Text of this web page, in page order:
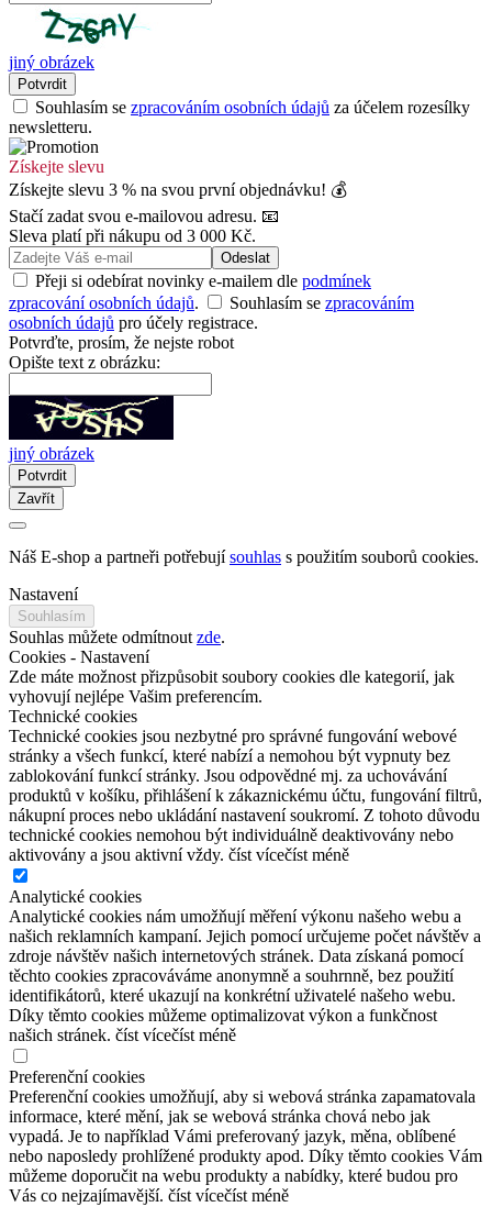
jiný obrázek
Potvrdit
Souhlasím se zpracováním osobních údajů za účelem rozesílky
newsletteru.
Získejte slevu
Získejte slevu 3 % na svou první objednávku! 💰
Stačí zadat svou e-mailovou adresu. 📧
Sleva platí při nákupu od 3 000 Kč.
Odeslat
Přeji si odebírat novinky e-mailem dle podmínek
zpracování osobních údajů. Souhlasím se zpracováním
osobních údajů pro účely registrace.
Potvrďte, prosím, že nejste robot
Opište text z obrázku:
jiný obrázek
Potvrdit
Zavřít
Náš E-shop a partneři potřebujísouhlas s použitím souborů cookies.
Nastavení
Souhlasím
Souhlas můžete odmítnout zde.
Cookies - Nastavení
Zde máte možnost přizpůsobit soubory cookies dle kategorií, jak
vyhovují nejlépe Vašim preferencím.
Technické cookies
Technické cookies jsou nezbytné pro správné fungování webové
stránky a všech funkcí, které nabízí a nemohou být vypnuty bez
zablokování funkcí stránky. Jsou odpovědné mj. za uchovávání
produktů v košíku, přihlášení k zákaznickému účtu, fungování filtrů,
nákupní proces nebo ukládání nastavení soukromí. Z tohoto důvodu
technické cookies nemohou být individuálně deaktivovány nebo
aktivovány a jsou aktivní vždy. číst vícečíst méně
Analytické cookies
Analytické cookies nám umožňují měření výkonu našeho webu a
našich reklamních kampaní. Jejich pomocí určujeme počet návštěv a
zdroje návštěv našich internetových stránek. Data získaná pomocí
těchto cookies zpracováváme anonymně a souhrnně, bez použití
identifikátorů, které ukazují na konkrétní uživatelé našeho webu.
Díky těmto cookies můžeme optimalizovat výkon a funkčnost
našich stránek. číst vícečíst méně
Preferenční cookies
Preferenční cookies umožňují, aby si webová stránka zapamatovala
informace, které mění, jak se webová stránka chová nebo jak
vypadá. Je to například Vámi preferovaný jazyk, měna, oblíbené
nebo naposledy prohlížené produkty apod. Díky těmto cookies Vám
můžeme doporučit na webu produkty a nabídky, které budou pro
Vás co nejzajímavější. číst vícečíst méně